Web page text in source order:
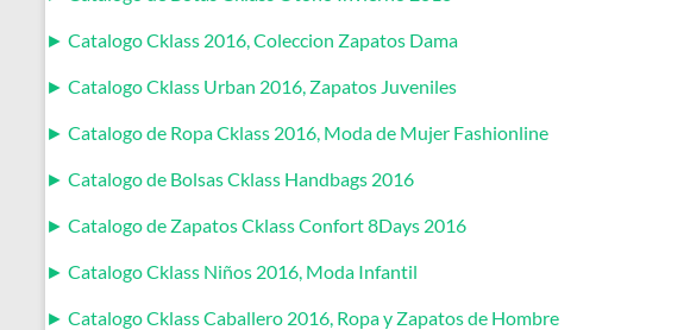
► Catalogo Cklass 2016, Coleccion Zapatos Dama
► Catalogo Cklass Urban 2016, Zapatos Juveniles
► Catalogo de Ropa Cklass 2016, Moda de Mujer Fashionline
► Catalogo de Bolsas Cklass Handbags 2016
► Catalogo de Zapatos Cklass Confort 8Days 2016
► Catalogo Cklass Niños 2016, Moda Infantil
► Catalogo Cklass Caballero 2016, Ropa y Zapatos de Hombre